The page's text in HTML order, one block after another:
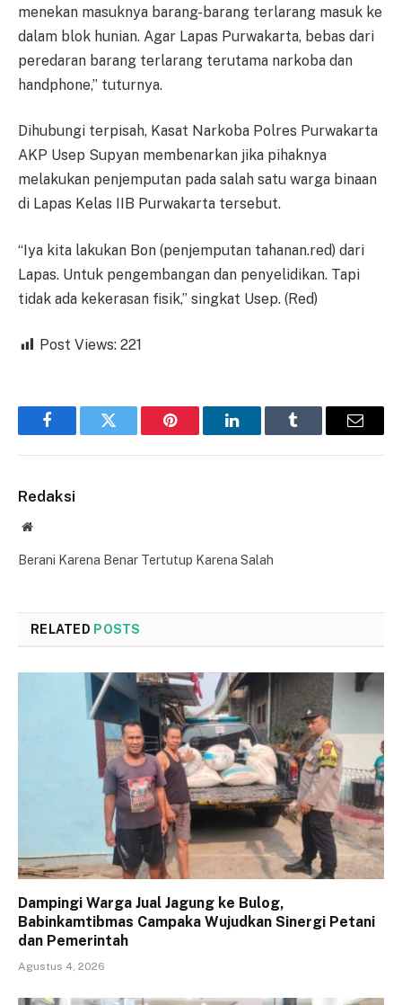
menekan masuknya barang-barang terlarang masuk ke
dalam blok hunian. Agar Lapas Purwakarta, bebas dari
peredaran barang terlarang terutama narkoba dan
handphone,” tuturnya.
Dihubungi terpisah, Kasat Narkoba Polres Purwakarta
AKP Usep Supyan membenarkan jika pihaknya
melakukan penjemputan pada salah satu warga binaan
di Lapas Kelas IIB Purwakarta tersebut.
“Iya kita lakukan Bon (penjemputan tahanan.red) dari
Lapas. Untuk pengembangan dan penyelidikan. Tapi
tidak ada kekerasan fisik,” singkat Usep. (Red)
Post Views: 221
FacebookTwitter Pinterest LinkedInTumblr Email
Redaksi
Website
Berani Karena Benar Tertutup Karena Salah
RELATED POSTS
Dampingi Warga Jual Jagung ke Bulog,
Babinkamtibmas Campaka Wujudkan Sinergi Petani
dan Pemerintah
Agustus 4, 2026